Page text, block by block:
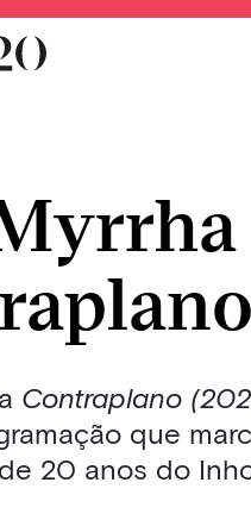
Contraplano
que
20 anos do